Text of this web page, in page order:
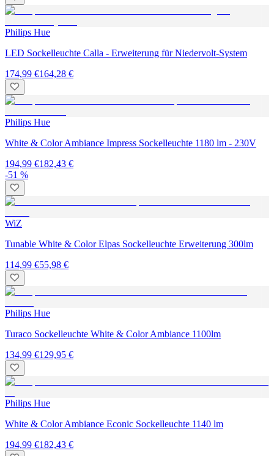
Philips Hue
LED Sockelleuchte Calla - Erweiterung für Niedervolt-System
174,99 €164,28 €
Philips Hue
White & Color Ambiance Impress Sockelleuchte 1180 lm - 230V
194,99 €182,43 €
-51 %
WiZ
Tunable White & Color Elpas Sockelleuchte Erweiterung 300lm
114,99 €55,98 €
Philips Hue
Turaco Sockelleuchte White & Color Ambiance 1100lm
134,99 €129,95 €
Philips Hue
White & Color Ambiance Econic Sockelleuchte 1140 lm
194,99 €182,43 €